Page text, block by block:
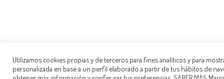
Utilizamos cookies propias y de terceros para fines analíticos y para
personalizada en base a un perfil elaborado a partir de tus hábitos de